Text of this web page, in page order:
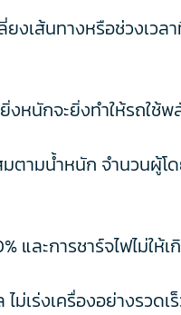
งเส้นทางหรือช่วงเวล
งหนักจะยิ่งทำให้รถใช้
มตามน้ำหนัก จำนวน
และการชาร์จไฟไม่ให้
เร่งเครื่องอย่างรวดเ